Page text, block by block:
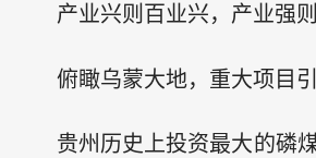
产业兴则百业兴，产业强则
俯瞰乌蒙大地，重大项
贵州历史上投资最大的磷